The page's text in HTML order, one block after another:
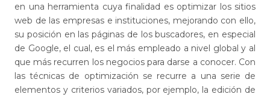
en una herramienta cuya finalidad es optimizar los sitios
web de las empresas e instituciones, mejorando con ello,
su posición en las páginas de los buscadores, en especial
de Google, el cual, es el más empleado a nivel global y al
que más recurren los negocios para darse a conocer. Con
las técnicas de optimización se recurre a una serie de
elementos y criterios variados, por ejemplo, la edición de